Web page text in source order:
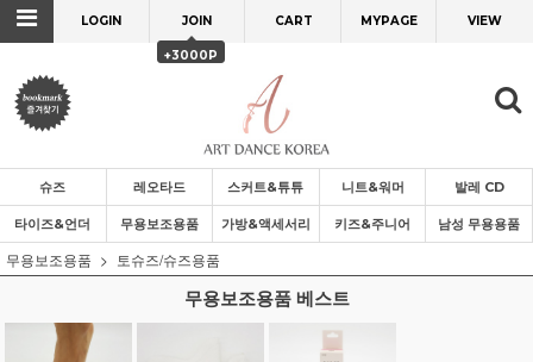
LOGIN
JOIN
+3000P
CART MYPAGE VIEW
슈즈 레오타드 스커트&튜튜 니트&워머 발레 CD
타이즈&언더 무용보조용품 가방&액세서리 키즈&주니어 남성 무용용품
무용보조용품 토슈즈/슈즈용품
무용보조용품 베스트